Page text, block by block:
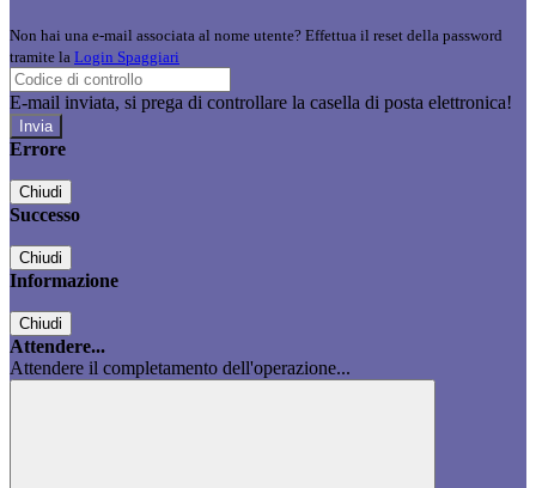
Non hai una e-mail associata al nome utente? Effettua il reset della password
tramite la Login Spaggiari
E-mail inviata, si prega di controllare la casella di posta elettronica!
Errore
Chiudi
Successo
Chiudi
Informazione
Chiudi
Attendere...
Attendere il completamento dell'operazione...